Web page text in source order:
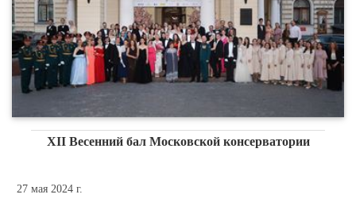
XII Весенний бал Московской консерватории
27 мая 2024 г.